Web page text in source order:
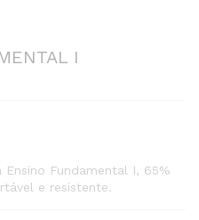
I
Ensino Fundamental I, 65%
e resistente.